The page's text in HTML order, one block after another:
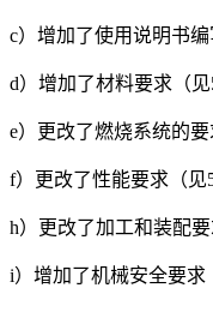
c）增加了使用说明书编
d）增加了材料要求（见
e）更改了燃烧系统的要
f）更改了性能要求（见
h）更改了加工和装配要
i）增加了机械安全要求